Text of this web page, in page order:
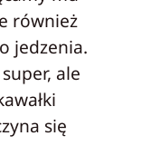
również
jedzenia.
ale
się